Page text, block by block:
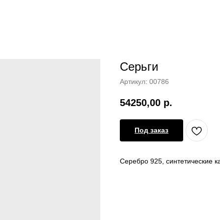
Серьги
Артикул: 00786
54250,00 р.
Под заказ
Серебро 925, синтетические